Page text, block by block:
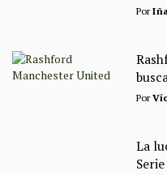
Por
Por
La